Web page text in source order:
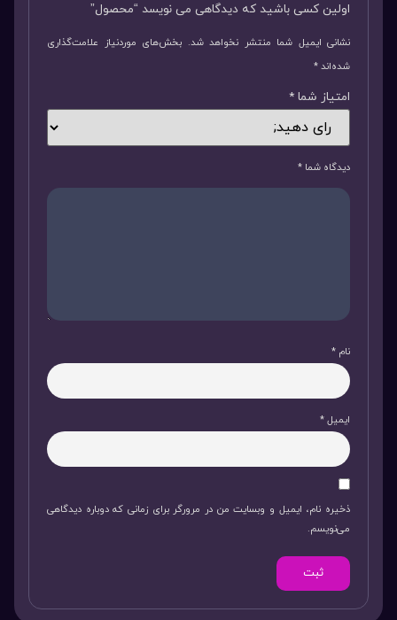
اولین کسی باشید که دیدگاهی می نویسد “محصول”
نشانی ایمیل شما منتشر نخواهد شد. بخش‌های موردنیاز علامت‌گذاری
شده‌اند*
امتیاز شما *
دیدگاه شما *
نام *
ایمیل*
ذخیره نام، ایمیل و وبسایت من در مرورگر برای زمانی که دوباره دیدگاهی
می‌نویسم.